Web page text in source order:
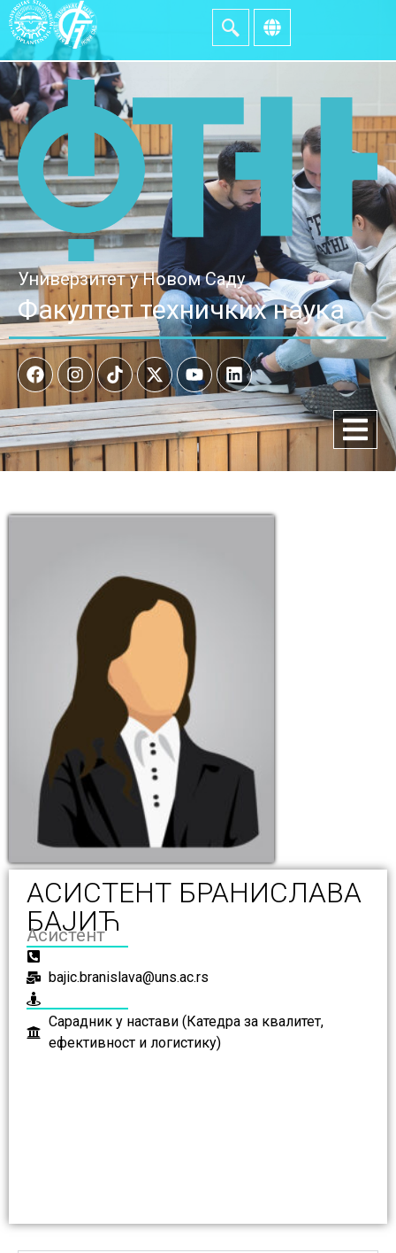
Универзитет у Новом Саду
Факултет техничких наука
АСИСТЕНТ БРАНИСЛАВА
БАЈИЋ
Асистент
bajic.branislava@uns.ac.rs
Сарадник у настави (Катедра за квалитет,
ефективност и логистику)